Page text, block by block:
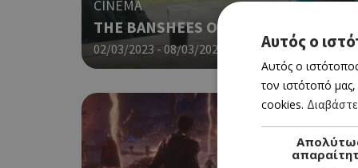
CINEMA
THE BANSHEES OF INISHERIN
02/03/2023 - 08/03/2023 Αυτός ο
Αυτός ο
τον ιστότοπό
cookies.